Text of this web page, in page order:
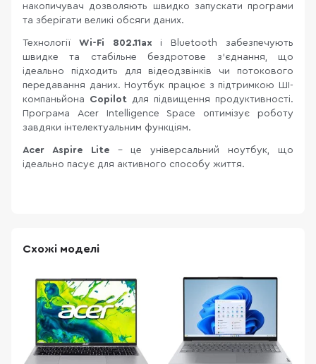
накопичувач дозволяють швидко запускати програми
та зберігати великі обсяги даних.
Технології Wi-Fi 802.11ax і Bluetooth забезпечують
швидке та стабільне бездротове з’єднання, що
ідеально підходить для відеодзвінків чи потокового
передавання даних. Ноутбук працює з підтримкою ШІ-
компаньйона Copilot для підвищення продуктивності.
Програма Acer Intelligence Space оптимізує роботу
завдяки інтелектуальним функціям.
Acer Aspire Lite– це універсальний ноутбук, що
ідеально пасує для активного способу життя.
Схожі моделі